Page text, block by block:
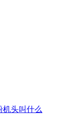
机头叫什么